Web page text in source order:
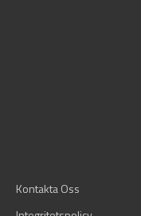
Kontakta Oss